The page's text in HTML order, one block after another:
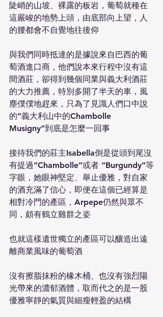
陡峭的山坡、裸露的板岩，葡萄就種在
這嚴峻的地勢上頭，由底部向上望，人
的腰都會不自覺地往後仰
與我們同時抵達的是據說來自巴西的葡
萄酒進口商，他們說本來行程中沒有這
間酒莊，卻得到幾個同業與義大利酒莊
的大力推薦，特別多開了半天的車，風
塵僕僕地趕來，只為了見識人們口中說
的”義大利山中的Chambolle
Musigny”到底是怎麼一回事
接待我們的莊主Isabella倒是從頭到尾沒
有提過”Chambolle”或者 “Burgundy”等
字眼，她眼神堅定、舉止優雅，對自家
的酒充滿了信心，即便在這個已經算是
相對冷門的產區，Arpepe仍然與眾不
同，頗有鶴立雞群之姿
也就這樣遺世獨立的產區可以釀造出遠
離商業風味的葡萄酒
沒有擦脂抹粉的橡木桶、也沒有強烈陽
光帶來的濃郁酒體，取而代之的是一股
優雅寧靜的氣質與細瘦輕盈的結構